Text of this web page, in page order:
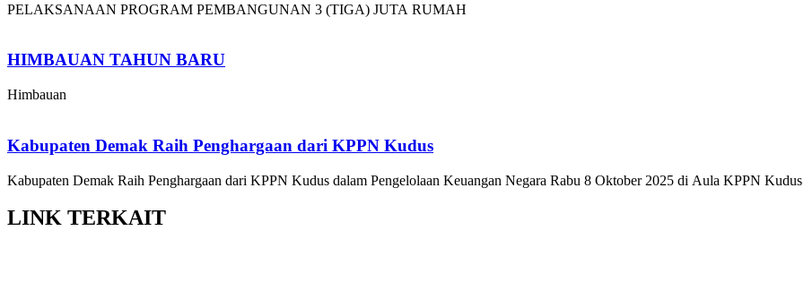
PELAKSANAAN PROGRAM PEMBANGUNAN 3 (TIGA) JUTA RUMAH
HIMBAUAN TAHUN BARU
Himbauan
Kabupaten Demak Raih Penghargaan dari KPPN Kudus
Kabupaten Demak Raih Penghargaan dari KPPN Kudus dalam Pengelolaan Keuangan Negara Rabu 8 Oktober 2025 di Aula KPPN Kudus
LINK TERKAIT